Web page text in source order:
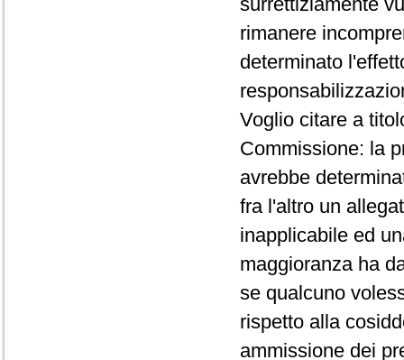
rimanere
determinato
Voglio citare a
Commissione: la
avrebbe
fra l'altro un
inapplicabile ed
maggioranza ha
se qualcuno
rispetto alla
ammissione dei